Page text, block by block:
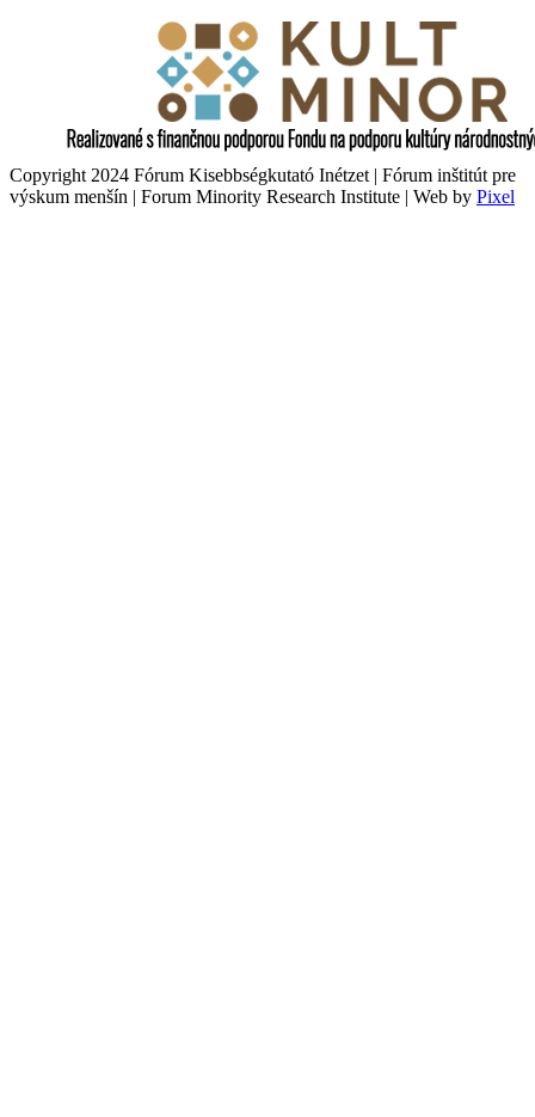
Copyright 2024 Fórum Kisebbségkutató Inétzet | Fórum inštitút pre
výskum menšín | Forum Minority Research Institute | Web by Pixel